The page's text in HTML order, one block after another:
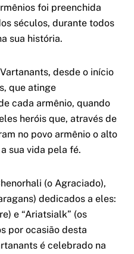
foi preenchida
séculos, durante todos
sua história.
desde o início
que atinge
cada armênio, quando
heróis que, através de
no povo armênio o alto
sua vida pela fé.
(o Agraciado),
dedicados a eles:
e “Ariatsialk” (os
por ocasião desta
é celebrado na